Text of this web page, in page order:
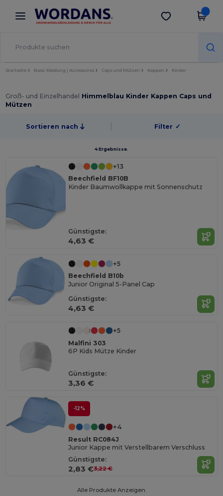
× Wordans App
Bessere Preise in der App!
App holen
Startseite Basic Kleidung | Accessoires Caps und Mützen Kappen Kinder
Groß- und Einzelhandel Himmelblau Kinder Kappen Caps und
Mützen
Sortieren nach Filter ✓
4 Ergebnisse.
+13
Beechfield BF10B
Kinder Baumwollkappe mit Sonnenschutz
Günstigste:
4,63 €
+5
Beechfield B10b
Junior Original 5-Panel Cap
Günstigste:
4,63 €
+5
Malfini 303
6P Kids Mütze Kinder
Günstigste:
3,36 €
-12%
+4
Result RC084J
Junior Kappe mit Verstellbarem Verschluss
Günstigste:
2,83 €3,22 €
Alle Produkte Anzeigen.